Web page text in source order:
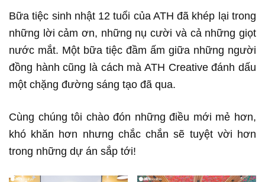
Bữa tiệc sinh nhật 12 tuổi của ATH đã khép lại trong
những lời cảm ơn, những nụ cười và cả những giọt
nước mắt. Một bữa tiệc đầm ấm giữa những người
đồng hành cũng là cách mà ATH Creative đánh dấu
một chặng đường sáng tạo đã qua.
Cùng chúng tôi chào đón những điều mới mẻ hơn,
khó khăn hơn nhưng chắc chắn sẽ tuyệt vời hơn
trong những dự án sắp tới!